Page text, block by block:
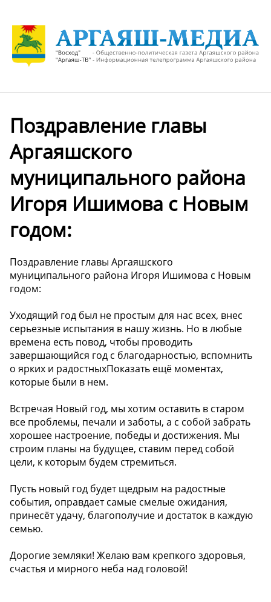
Поздравление главы
Аргаяшского
муниципального района
Игоря Ишимова с Новым
годом:
Поздравление главы Аргаяшского
муниципального района Игоря Ишимова с Новым
годом:
Уходящий год был не простым для нас всех, внес
серьезные испытания в нашу жизнь. Но в любые
времена есть повод, чтобы проводить
завершающийся год с благодарностью, вспомнить
о ярких и радостныхПоказать ещё моментах,
которые были в нем.
Встречая Новый год, мы хотим оставить в старом
все проблемы, печали и заботы, а с собой забрать
хорошее настроение, победы и достижения. Мы
строим планы на будущее, ставим перед собой
цели, к которым будем стремиться.
Пусть новый год будет щедрым на радостные
события, оправдает самые смелые ожидания,
принесёт удачу, благополучие и достаток в каждую
семью.
Дорогие земляки! Желаю вам крепкого здоровья,
счастья и мирного неба над головой!